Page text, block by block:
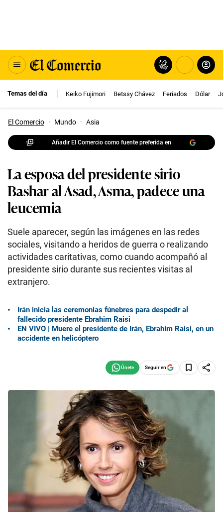
Temas del día Keiko Fujimori Betssy Chávez Feriados Dólar
El Comercio · Mundo · Asia
Añadir El Comercio como fuente preferida en
La esposa del presidente sirio
Bashar al Asad, Asma, padece una
leucemia
Suele aparecer, según las imágenes en las redes
sociales, visitando a heridos de guerra o realizando
actividades caritativas, como cuando acompañó al
presidente sirio durante sus recientes visitas al
extranjero.
Irán inicia las ceremonias fúnebres para despedir al
fallecido presidente Ebrahim Raisi
EN VIVO | Muere el presidente de Irán, Ebrahim Raisi, en un
accidente en helicóptero
Seguir en